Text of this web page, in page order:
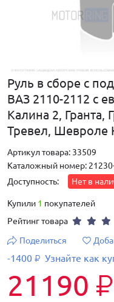
Руль в сборе с
ВАЗ 2110-2112 с
Калина 2, Гранта,
Тревел, Шевроле
Артикул товара: 33509
Каталожный номер:
Доступность:
Нет в
Купили 1 покупателей
Рейтинг товара
Поделиться
-1400 ₽ Узнайте как
21190 ₽